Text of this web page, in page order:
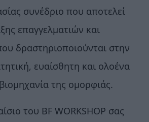
συνέδριο που αποτελεί
επαγγελματιών και
δραστηριοποιούνται στην
ευαίσθητη και ολοένα
της ομορφιάς.
του BF WORKSHOP σας